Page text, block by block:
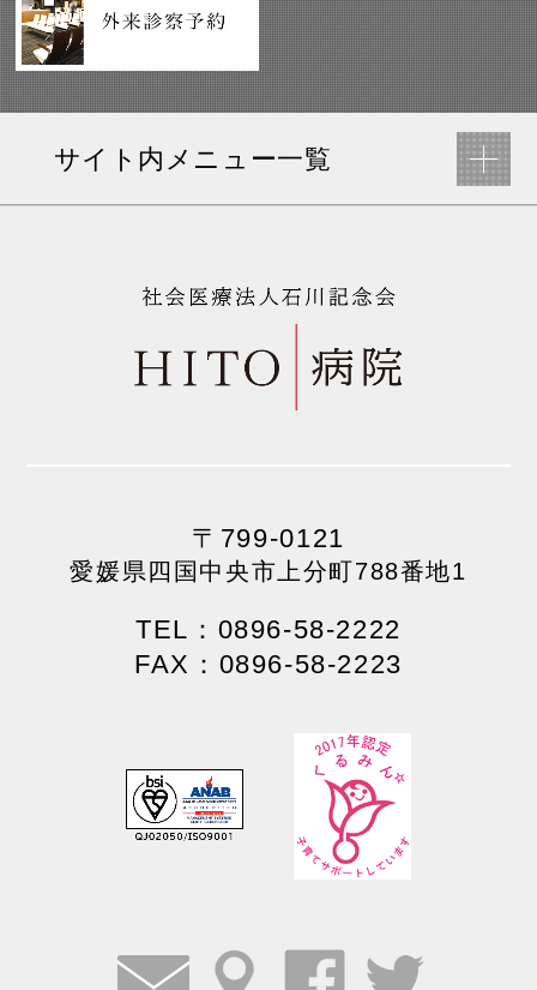
サイト内メニュー一覧
〒799-0121
愛媛県四国中央市上分町788番地1
TEL：0896-58-2222
FAX：0896-58-2223